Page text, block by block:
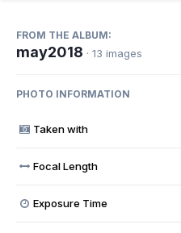
FROM THE ALBUM:
may2018 · 13 images
PHOTO INFORMATION
Taken with
Focal Length
Exposure Time